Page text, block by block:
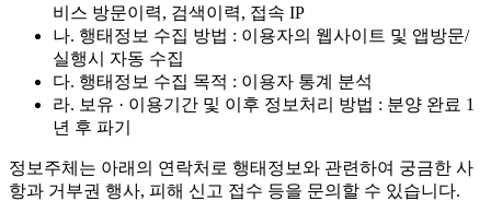
비스 방문이력, 검색이력, 접속 IP
나. 행태정보 수집 방법 : 이용자의 웹사이트 및 앱방문/
실행시 자동 수집
다. 행태정보 수집 목적 : 이용자 통계 분석
라. 보유 · 이용기간 및 이후 정보처리 방법 : 분양 완료 1
년 후 파기
정보주체는 아래의 연락처로 행태정보와 관련하여 궁금한 사
항과 거부권 행사, 피해 신고 접수 등을 문의할 수 있습니다.